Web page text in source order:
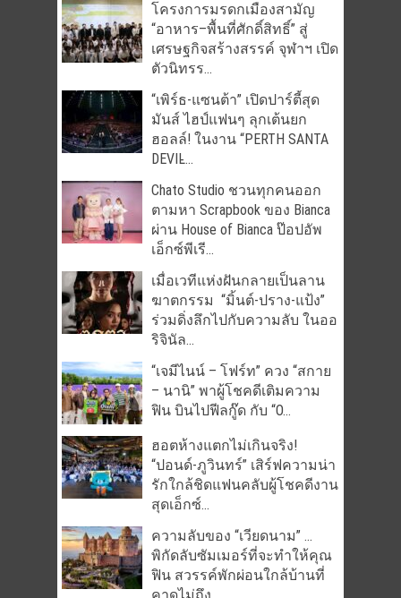
โครงการมรดกเมืองสามัญ
“อาหาร–พื้นที่ศักดิ์สิทธิ์” สู่
เศรษฐกิจสร้างสรรค์ จุฬาฯ เปิด
ตัวนิทรร...
“เพิร์ธ-แซนต้า” เปิดปาร์ตี้สุด
มันส์ ไฮป์แฟนๆ ลุกเต้นยก
ฮอลล์! ในงาน “PERTH SANTA
DEVIL̵...
Chato Studio ชวนทุกคนออก
ตามหา Scrapbook ของ Bianca
ผ่าน House of Bianca ป๊อปอัพ
เอ็กซ์พีเรี...
เมื่อเวทีแห่งฝันกลายเป็นลาน
ฆาตกรรม “มิ้นต์-ปราง-แป้ง”
ร่วมดิ่งลึกไปกับความลับ ในออ
ริจินัล...
“เจมีไนน์ – โฟร์ท” ควง “สกาย
– นานิ” พาผู้โชคดีเติมความ
ฟิน บินไปฟีลกู๊ด กับ “O...
ฮอตห้างแตกไม่เกินจริง!
“ปอนด์-ภูวินทร์” เสิร์ฟความน่า
รักใกล้ชิดแฟนคลับผู้โชคดีงาน
สุดเอ็กซ์...
ความลับของ “เวียดนาม” …
พิกัดลับซัมเมอร์ที่จะทำให้คุณ
ฟิน สวรรค์พักผ่อนใกล้บ้านที่